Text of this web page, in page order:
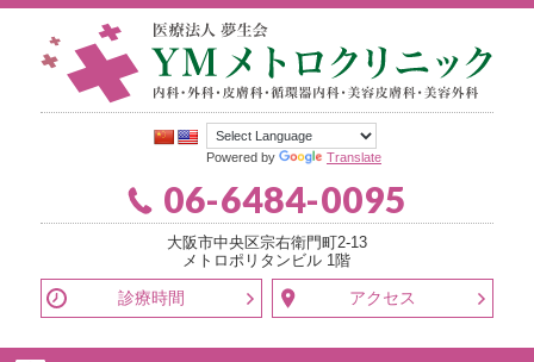
Powered by Translate
06-6484-0095
大阪市中央区宗右衛門町2-13
メトロポリタンビル 1階
診療時間 アクセス